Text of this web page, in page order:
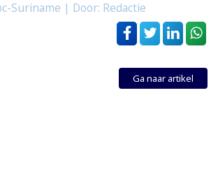
Suriname | Door: Redactie
Ga naar artikel